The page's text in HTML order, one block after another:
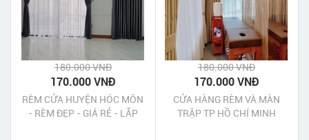
180.000 VNĐ
170.000 VNĐ
RÈM CỬA HUYỆN HÓC MÔN
- RÈM ĐẸP - GIÁ RẺ - LẮP
180.000 VNĐ
170.000 VNĐ
CỬA HÀNG RÈM VÀ MÀN
TRẬP TP HỒ CHÍ MINH